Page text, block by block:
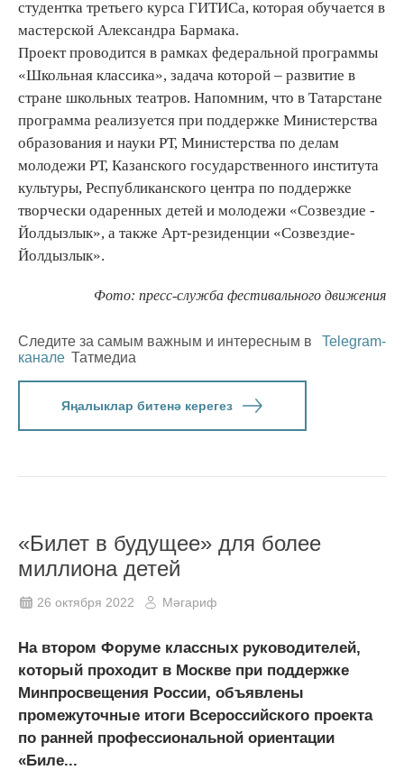
студентка третьего курса ГИТИСа, которая обучается в
мастерской Александра Бармака.
Проект проводится в рамках федеральной программы
«Школьная классика», задача которой – развитие в
стране школьных театров. Напомним, что в Татарстане
программа реализуется при поддержке Министерства
образования и науки РТ, Министерства по делам
молодежи РТ, Казанского государственного института
культуры, Республиканского центра по поддержке
творчески одаренных детей и молодежи «Созвездие -
Йолдызлык», а также Арт-резиденции «Созвездие-
Йолдызлык».
Фото: пресс-служба фестивального движения
Следите за самым важным и интересным в
Telegram-
канале Татмедиа
Яңалыклар битенә керегез
«Билет в будущее» для более
миллиона детей
26 октября 2022 Мәгариф
На втором Форуме классных руководителей,
который проходит в Москве при поддержке
Минпросвещения России, объявлены
промежуточные итоги Всероссийского проекта
по ранней профессиональной ориентации
«Биле...